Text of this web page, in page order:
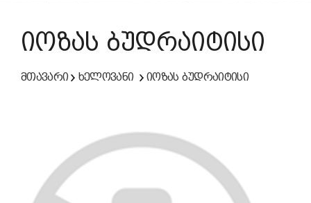
იოზას ბუდრაიტისი
მთავარი ხელოვანი იოზას ბუდრაიტისი